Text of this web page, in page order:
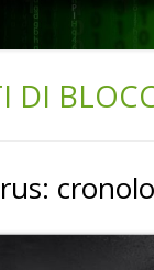
DI